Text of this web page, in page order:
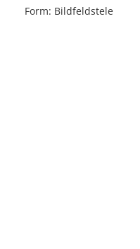
Form: Bildfeldstele